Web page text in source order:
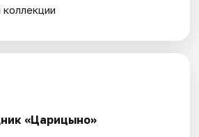
коллекции
«Царицыно»